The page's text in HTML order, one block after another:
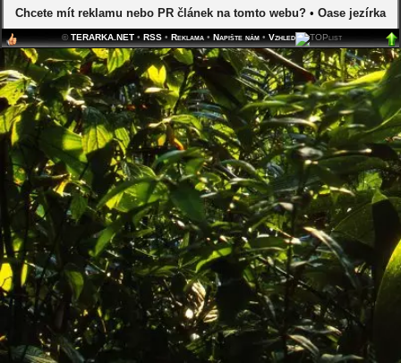
Chcete mít reklamu nebo PR článek na tomto webu?• Oase jezírka
©TERARKA.NET• RSS• Reklama• Napište nám• Vzhled